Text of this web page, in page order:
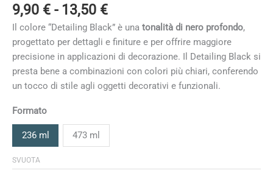
9,90 € - 13,50 €Fascia
di
prezzo:
da
9,90 €
a
Il colore “Detailing Black” è una tonalità di nero profondo,
progettato per dettagli e finiture e per offrire maggiore
precisione in applicazioni di decorazione. Il Detailing Black si
presta bene a combinazioni con colori più chiari, conferendo
un tocco di stile agli oggetti decorativi e funzionali.
Formato
236 ml 473 ml
SVUOTA